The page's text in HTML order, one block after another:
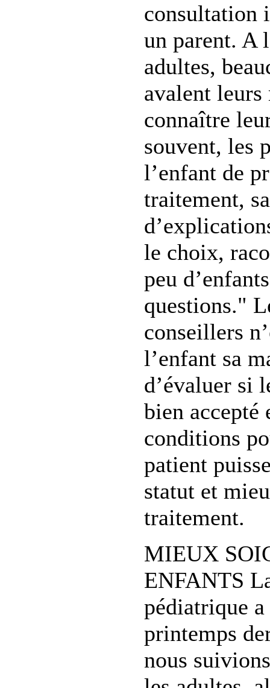
consultation
un parent. A
adultes,
avalent leurs
connaître
souvent, les
l’enfant de
traitement,
le choix,
peu
questions."
conseillers
l’enfant sa
d’évaluer si
bien accepté
conditions
patient
statut et
traitement.
MIEUX
ENFANTS
pédiatrique a
printemps
nous